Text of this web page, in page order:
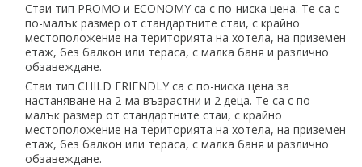
Стаи тип PROMO и ECONOMY са с по-ниска цена. Те са с
по-малък размер от стандартните стаи, с крайно
местоположение на територията на хотела, на приземен
етаж, без балкон или тераса, с малка баня и различно
обзавеждане.
Стаи тип CHILD FRIENDLY са с по-ниска цена за
настаняване на 2-ма възрастни и 2 деца. Те са с по-
малък размер от стандартните стаи, с крайно
местоположение на територията на хотела, на приземен
етаж, без балкон или тераса, с малка баня и различно
обзавеждане.